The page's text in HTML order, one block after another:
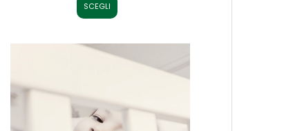
SCEGLI